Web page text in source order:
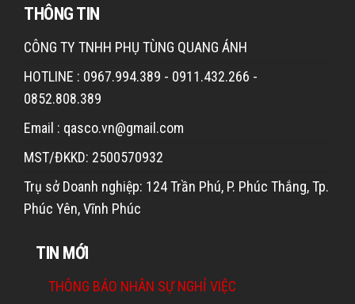
THÔNG TIN
CÔNG TY TNHH PHỤ TÙNG QUANG ÁNH
HOTLINE : 0967.994.389 - 0911.432.266 -
0852.808.389
Email : qasco.vn@gmail.com
MST/ĐKKD: 2500570932
Trụ sở Doanh nghiệp: 124 Trần Phú, P. Phúc Thắng, Tp.
Phúc Yên, Vĩnh Phúc
TIN MỚI
THÔNG BÁO NHÂN SỰ NGHỈ VIỆC